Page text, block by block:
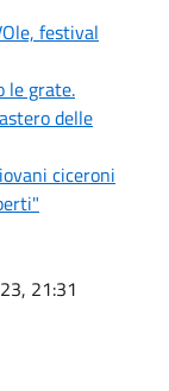
festival
le grate.
delle
ciceroni
21:31